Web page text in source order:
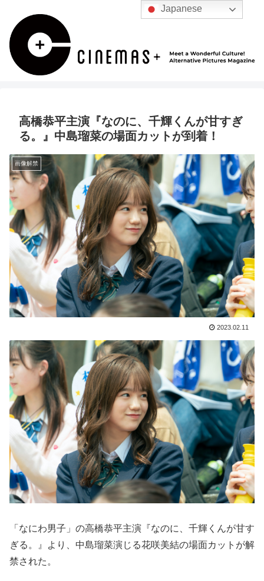
⾼橋恭平主演『なのに、千輝くんが⽢すぎ
る。』中島瑠菜の場⾯カットが到着！
画像解禁
2023.02.11
「なにわ男⼦」の⾼橋恭平主演『なのに、千輝くんが⽢す
ぎる。』より、中島瑠菜演じる花咲美結の場⾯カットが解
禁された。
Japanese